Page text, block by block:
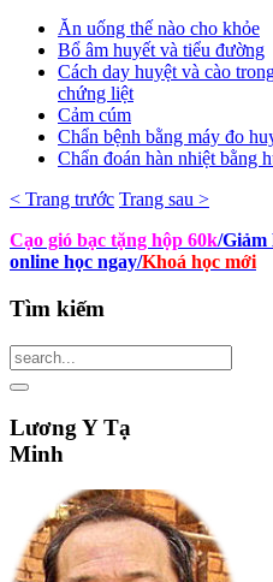
Ăn uống thế nào cho khỏe
Bổ âm huyết và tiểu đường
Cách day huyệt và cào
chứng liệt
Cảm cúm
Chẩn bệnh bằng máy đo
Chẩn đoán hàn nhiệt bằng
< Trang trước Trang sau >
Cạo gió bạc tặng hộp 60k/Giảm
online học ngay/Khoá học mới
Tìm kiếm
Lương Y Tạ
Minh